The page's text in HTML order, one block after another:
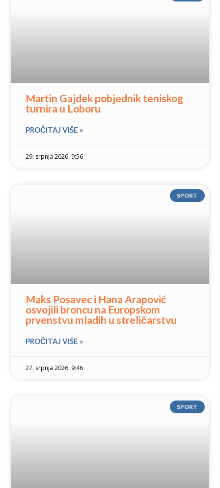
Martin Gajdek pobjednik teniskog
turnira u Loboru
PROČITAJ VIŠE »
29. srpnja 2026. 9:56
SPORT
Maks Posavec i Hana Arapović
osvojili broncu na Europskom
prvenstvu mladih u streličarstvu
PROČITAJ VIŠE »
27. srpnja 2026. 9:46
SPORT